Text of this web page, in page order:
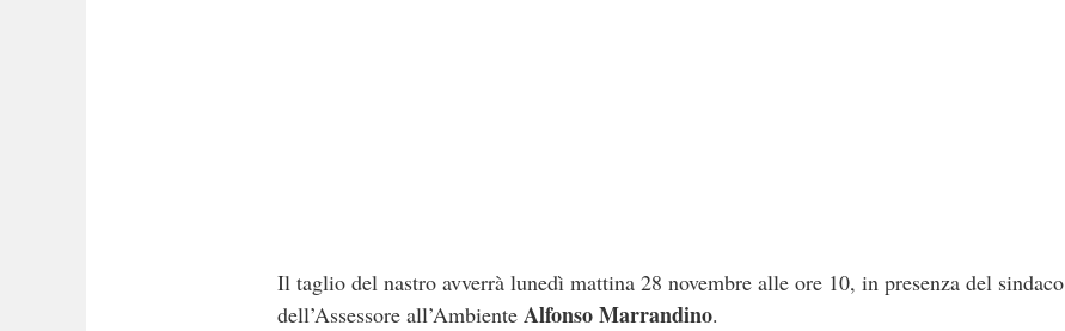
Il taglio del nastro avverrà lunedì mattina 28 novembre alle ore 10, in presenza del sindaco
dell’Assessore all’Ambiente Alfonso Marrandino.